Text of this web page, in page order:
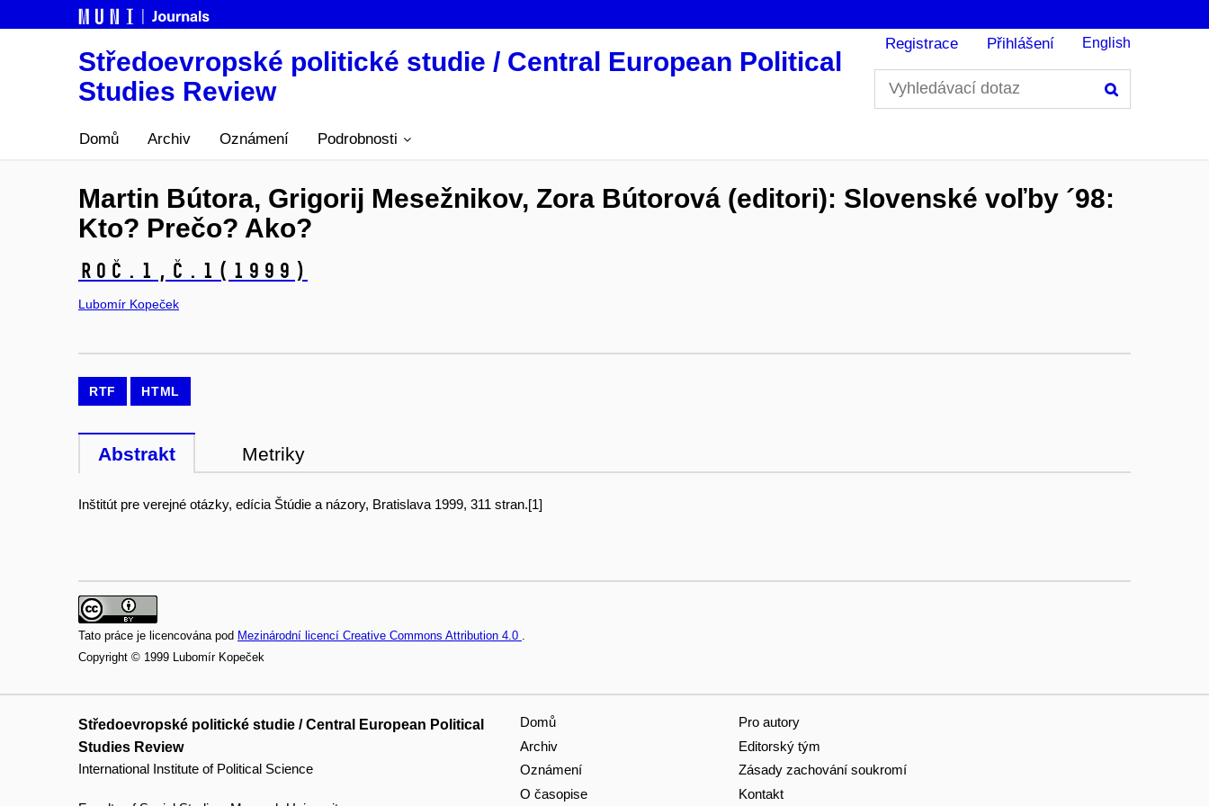
Středoevropské politické studie / Central European Political
Studies Review
Registrace Přihlášení English
Domů Archiv Oznámení Podrobnosti
Martin Bútora, Grigorij Mesežnikov, Zora Bútorová (editori): Slovenské voľby ´98:
Kto? Prečo? Ako?
Roč.1, č.1 (1999)
Lubomír Kopeček
RTF HTML
Abstrakt Metriky
Inštitút pre verejné otázky, edícia Štúdie a názory, Bratislava 1999, 311 stran.[1]
Tato práce je licencována pod Mezinárodní licencí Creative Commons Attribution 4.0
Copyright © 1999 Lubomír Kopeček
Středoevropské politické studie / Central European Political
Studies Review
International Institute of Political Science
Domů
Archiv
Oznámení
O časopise
Pro autory
Editorský tým
Zásady zachování soukromí
Kontakt